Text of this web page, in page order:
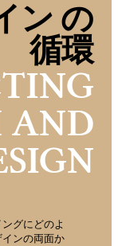
ン の
循環
AND
グにどのよ
ンの両面か